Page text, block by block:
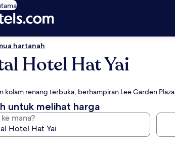
hartanah
Hotel Hat Yai
kolam renang terbuka, berhampiran Lee Garden Plaza
untuk melihat harga
mana?